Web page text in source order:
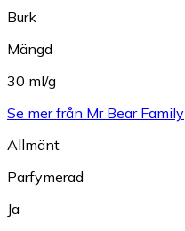
Burk
Mängd
30 ml/g
Se mer från Mr Bear Family
Allmänt
Parfymerad
Ja